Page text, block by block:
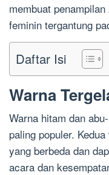
membuat
feminin tergantung
Daftar Isi
Warna
Warna hitam dan
paling populer.
yang berbeda dan
acara dan